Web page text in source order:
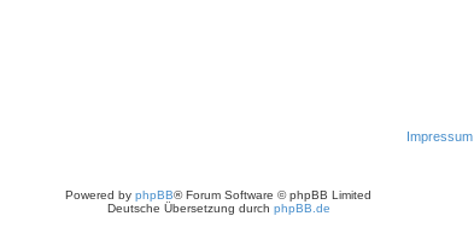
Impressum
Powered by phpBB® Forum Software © phpBB Limited
Deutsche Übersetzung durch phpBB.de